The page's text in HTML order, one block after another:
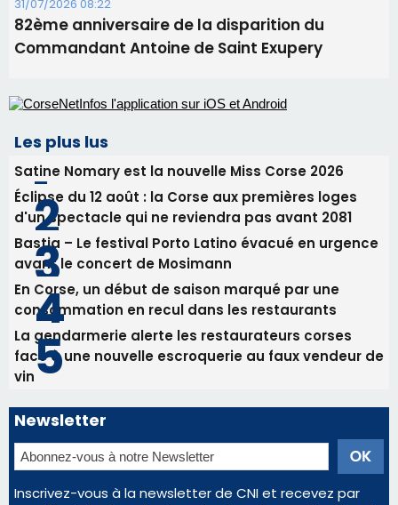
Satine Nomary est la nouvelle Miss Corse 2026
Éclipse du 12 août : la Corse aux premières loges
d'un spectacle qui ne reviendra pas avant 2081
avant le concert de Mosimann
consommation en recul dans les restaurants
La gendarmerie alerte les restaurateurs corses
face à une nouvelle escroquerie au faux vendeur de
vin
Newsletter
Inscrivez-vous à la newsletter de CNI et recevez par
email les infos les plus importantes et une sélection de
nos meilleurs articles
Régie publicitaire